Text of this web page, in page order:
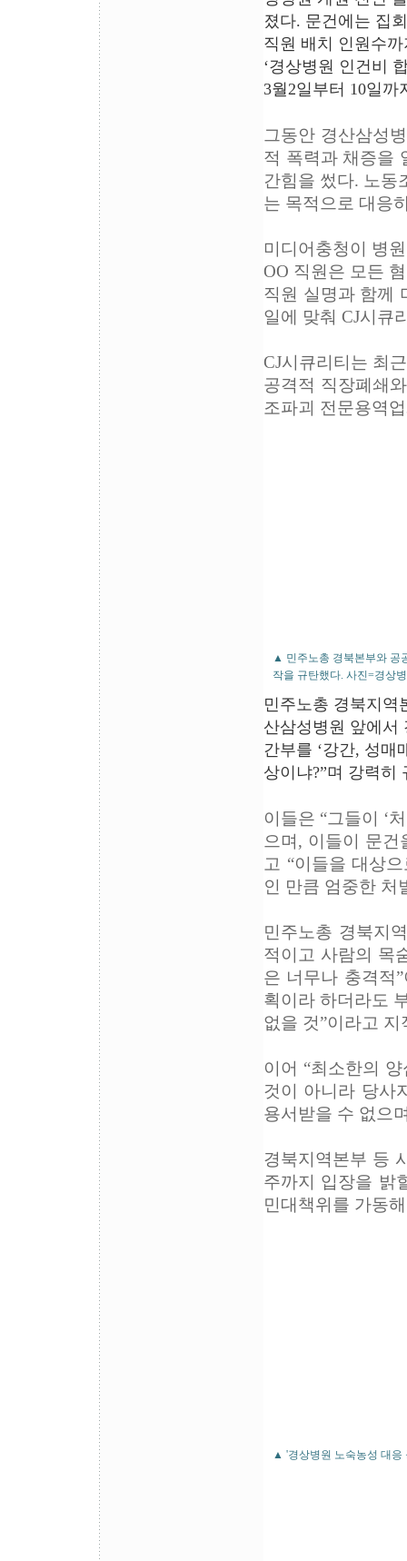
졌다. 문건에는 집
직원 배치 인원수
‘경상병원 인건비
3월2일부터 10일
그동안 경산삼성
적 폭력과 채증을
간힘을 썼다. 노동
는 목적으로 대응
미디어충청이 병
OO 직원은 모든
직원 실명과 함께
일에 맞춰 CJ시큐
CJ시큐리티는 최
공격적 직장폐쇄
조파괴 전문용역
▲ 민주노총 경북본부와 공
작을 규탄했다. 사진=경상
민주노총 경북지역
산삼성병원 앞에서
간부를 ‘강간, 성매
상이냐?”며 강력히
이들은 “그들이 ‘
으며, 이들이 문
고 “이들을 대상
인 만큼 엄중한 처
민주노총 경북지
적이고 사람의 목
은 너무나 충격적
획이라 하더라도
없을 것”이라고 지
이어 “최소한의
것이 아니라 당사
용서받을 수 없으
경북지역본부 등
주까지 입장을 밝
민대책위를 가동
▲ '경상병원 노숙농성 대응